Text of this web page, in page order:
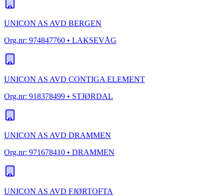
UNICON AS AVD BERGEN
Org.nr: 974847760 • LAKSEVÅG
UNICON AS AVD CONTIGA ELEMENT
Org.nr: 918378499 • STJØRDAL
UNICON AS AVD DRAMMEN
Org.nr: 971678410 • DRAMMEN
UNICON AS AVD FJØRTOFTA